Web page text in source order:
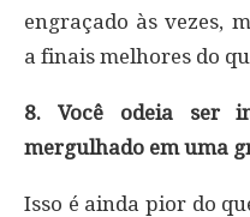
engraçado às vezes,
a finais melhores do
8. Você odeia ser
mergulhado em uma
Isso é ainda pior do